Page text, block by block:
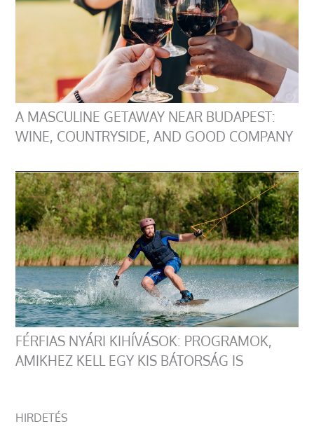
A MASCULINE GETAWAY NEAR BUDAPEST:
WINE, COUNTRYSIDE, AND GOOD COMPANY
FÉRFIAS NYÁRI KIHÍVÁSOK: PROGRAMOK,
AMIKHEZ KELL EGY KIS BÁTORSÁG IS
HIRDETÉS